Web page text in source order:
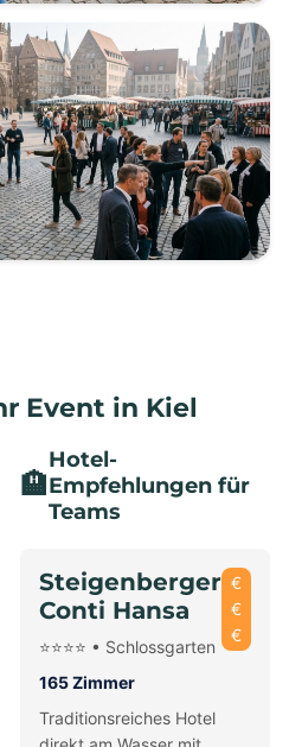
Event in Kiel
🏨
Hotel-
Empfehlungen für
Teams
Steigenberger
Conti Hansa
⭐⭐⭐⭐ • Schlossgarten
€
€
€
165 Zimmer
Traditionsreiches Hotel